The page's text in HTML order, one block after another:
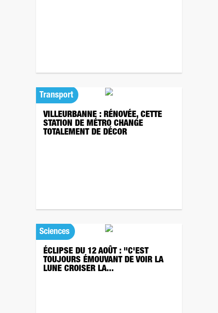
Transport
VILLEURBANNE : RÉNOVÉE, CETTE
STATION DE MÉTRO CHANGE
TOTALEMENT DE DÉCOR
Sciences
ÉCLIPSE DU 12 AOÛT : "C'EST
TOUJOURS ÉMOUVANT DE VOIR LA
LUNE CROISER LA...